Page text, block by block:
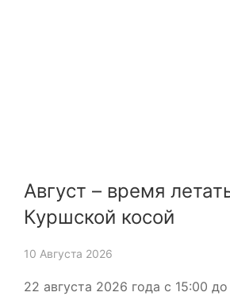
Август – время
Куршской косой
10 Августа 2026
22 августа 2026 года с 15:00